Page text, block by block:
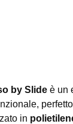
by Slide è un
in